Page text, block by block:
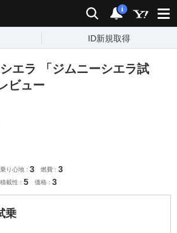
検索 通知
i
ID新規取得
エラ 「ジムニーシエラ試
ビュー
乗り心地 3 燃費 3
積載性 5 価格 3
乗